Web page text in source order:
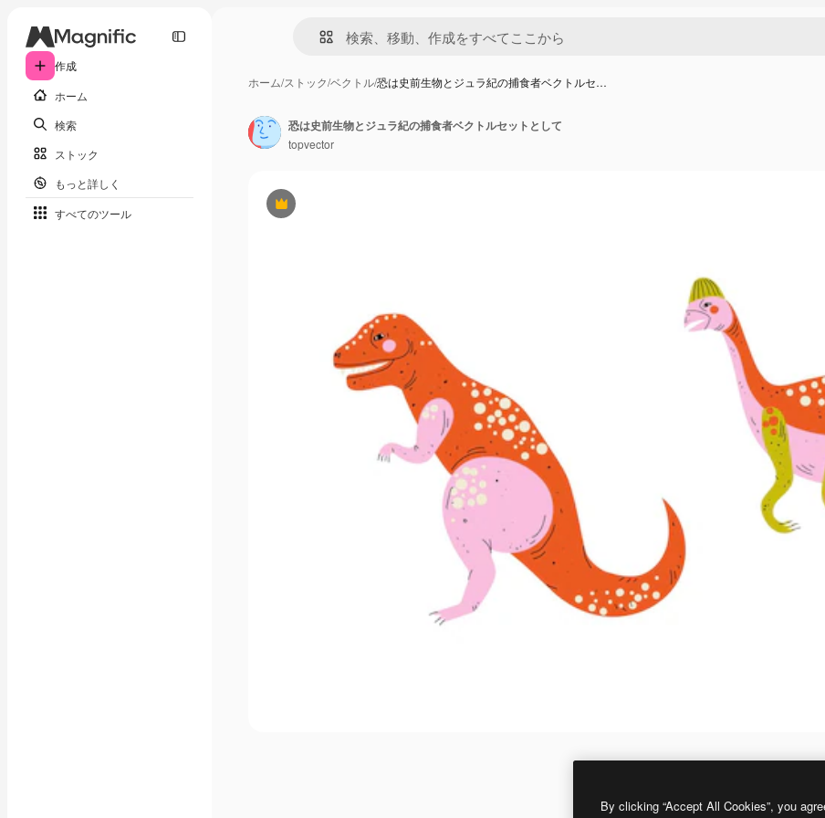
作成
ホーム
検索
ストック
もっと詳しく
すべてのツール
ホーム/ストック/ベクトル/恐は史前生物とジュラ紀の捕食者ベクトルセ…
Premium
恐は史前生物とジュラ紀の捕食者ベクトルセットとして
topvector
By clicking “Accept All Cookies”, you